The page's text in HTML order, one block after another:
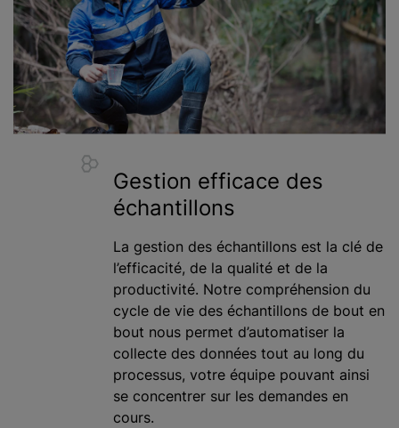
Gestion efficace des
échantillons
La gestion des échantillons est la clé de
l’efficacité, de la qualité et de la
productivité. Notre compréhension du
cycle de vie des échantillons de bout en
bout nous permet d’automatiser la
collecte des données tout au long du
processus, votre équipe pouvant ainsi
se concentrer sur les demandes en
cours.